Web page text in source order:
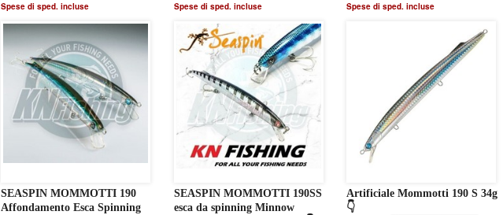
Spese di sped. incluse Spese di sped. incluse Spese di sped. incluse
SEASPIN MOMMOTTI 190
Affondamento Esca Spinning
SEASPIN MOMMOTTI 190SS
esca da spinning Minnow
Artificiale Mommotti 190 S 34g
👇